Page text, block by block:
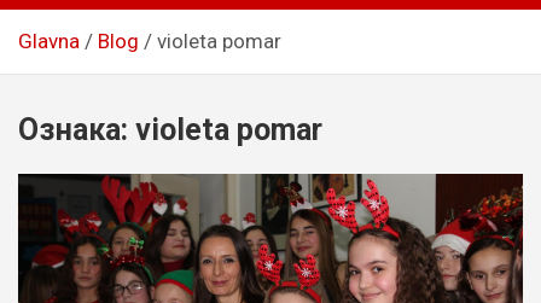
Glavna Blog violeta pomar
Ознака: violeta pomar